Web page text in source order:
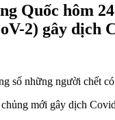
Quốc hôm
2) gây dịch
số những người chết
mới gây dịch